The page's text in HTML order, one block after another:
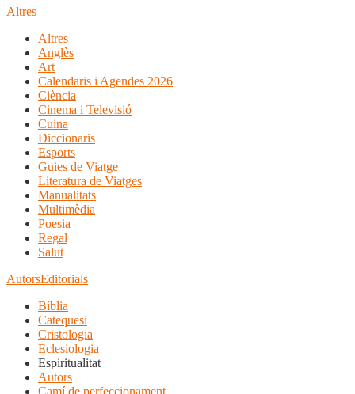
Altres
Altres
Anglès
Art
Calendaris i Agendes 2026
Ciència
Cinema i Televisió
Cuina
Diccionaris
Esports
Guies de Viatge
Literatura de Viatges
Manualitats
Multimèdia
Poesia
Regal
Salut
AutorsEditorials
Bíblia
Catequesi
Cristologia
Eclesiologia
Espiritualitat
Autors
Camí de perfeccionament